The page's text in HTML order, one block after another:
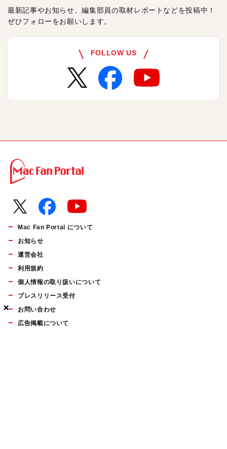
×
×
×
最新記事やお知らせ、編集部員の取材レポートなどを投稿中！
ぜひフォローをお願いします。
FOLLOW US
Mac Fan Portal について
お知らせ
運営会社
利用規約
個人情報の取り扱いについて
プレスリリース受付
お問い合わせ
広告掲載について